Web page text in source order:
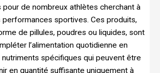
pour de nombreux athlètes cherchant à
performances sportives. Ces produits,
de pillules, poudres ou liquides, sont
l’alimentation quotidienne en
spécifiques qui peuvent être
en quantité suffisante uniquement à